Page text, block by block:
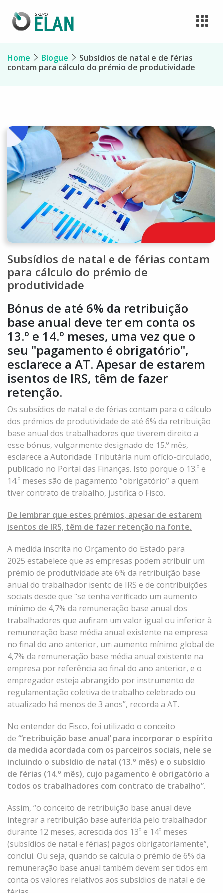
Home Blogue
Subsídios de natal e de férias
contam para cálculo do prémio de produtividade
Subsídios de natal e de férias contam
para cálculo do prémio de
produtividade
Bónus de até 6% da retribuição
base anual deve ter em conta os
13.º e 14.º meses, uma vez que o
seu "pagamento é obrigatório",
esclarece a AT. Apesar de estarem
isentos de IRS, têm de fazer
retenção.
Os subsídios de natal e de férias contam para o cálculo
dos prémios de produtividade de até 6% da retribuição
base anual dos trabalhadores que tiverem direito a
esse bónus, vulgarmente designado de 15.º mês,
esclarece a Autoridade Tributária num ofício-circulado,
publicado no Portal das Finanças. Isto porque o 13.º e
14.º meses são de pagamento “obrigatório” a quem
tiver contrato de trabalho, justifica o Fisco.
De lembrar que estes prémios, apesar de estarem
isentos de IRS, têm de fazer retenção na fonte.
A medida inscrita no Orçamento do Estado para
2025 estabelece que as empresas podem atribuir um
prémio de produtividade até 6% da retribuição base
anual do trabalhador isento de IRS e de contribuições
sociais desde que “se tenha verificado um aumento
mínimo de 4,7% da remuneração base anual dos
trabalhadores que aufiram um valor igual ou inferior à
remuneração base média anual existente na empresa
no final do ano anterior, um aumento mínimo global de
4,7% da remuneração base média anual existente na
empresa por referência ao final do ano anterior, e o
empregador esteja abrangido por instrumento de
regulamentação coletiva de trabalho celebrado ou
atualizado há menos de 3 anos”, recorda a AT.
No entender do Fisco, foi utilizado o conceito
de “‘retribuição base anual’ para incorporar o espírito
da medida acordada com os parceiros sociais, nele se
incluindo o subsídio de natal (13.º mês) e o subsídio
de férias (14.º mês), cujo pagamento é obrigatório a
todos os trabalhadores com contrato de trabalho”.
Assim, “o conceito de retribuição base anual deve
integrar a retribuição base auferida pelo trabalhador
durante 12 meses, acrescida dos 13º e 14º meses
(subsídios de natal e férias) pagos obrigatoriamente”,
conclui. Ou seja, quando se calcula o prémio de 6% da
remuneração base anual também devem ser tidos em
conta os valores relativos aos subsídios de natal e de